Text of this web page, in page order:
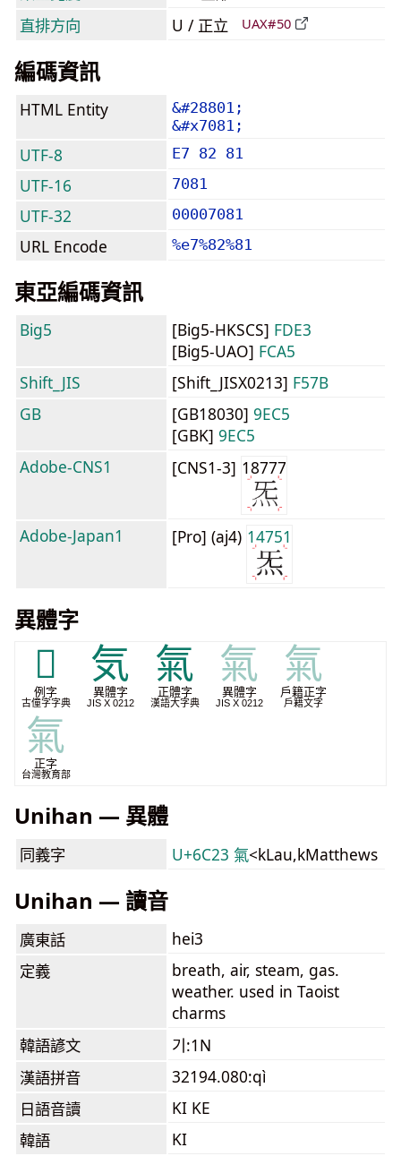
直排方向 U / 正立 UAX#50
編碼資訊
HTML Entity
&#28801;
&#x7081;
UTF-8 E7 82 81
UTF-16 7081
UTF-32 00007081
URL Encode %e7%82%81
東亞編碼資訊
Big5 [Big5-HKSCS] FDE3
[Big5-UAO] FCA5
Shift_JIS
[Shift_JISX0213] F57B
GB
[GB18030] 9EC5
[GBK] 9EC5
Adobe-CNS1
[CNS1-3] 18777
Adobe-Japan1 [Pro] (aj4) 14751
異體字
𣱖
例字
古僮字字典
気
異體字
JIS X 0212
氣
正體字
漢語大字典
氣
異體字
JIS X 0212
氣
戶籍正字
戶籍文字
氣
正字
台灣教育部
Unihan — 異體
同義字 U+6C23 氣<kLau,kMatthews
Unihan — 讀音
廣東話
hei3
定義
breath, air, steam, gas.
weather. used in Taoist
charms
韓語諺文
기:1N
漢語拼音
32194.080:qì
日語音讀
KI KE
韓語
KI